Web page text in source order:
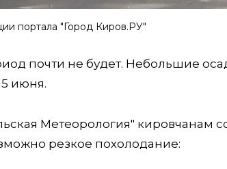
портала "Город Киров.РУ"
почти не будет. Небольшие
июня.
Метеорология" кировчанам
резкое похолодание: